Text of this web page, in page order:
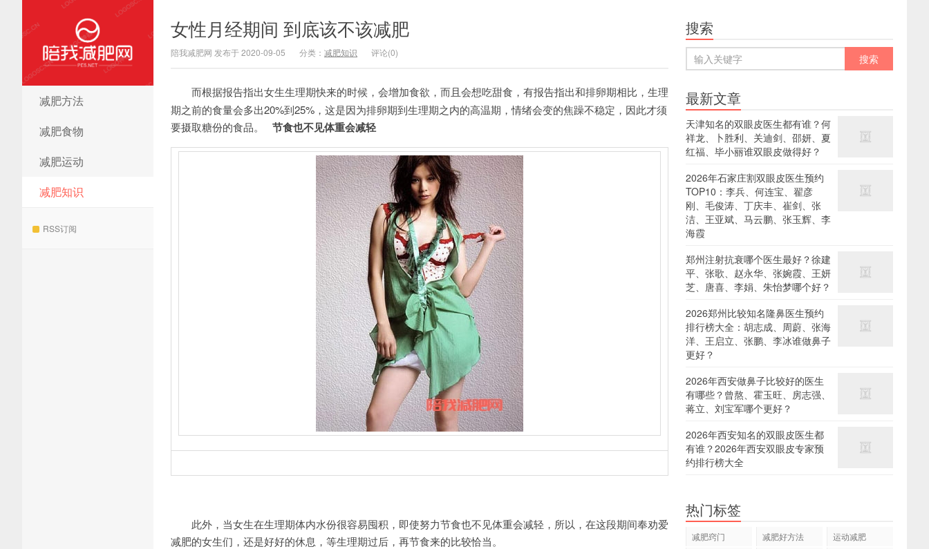
陪我减肥网
减肥方法
减肥食物
减肥运动
减肥知识
RSS订阅
女性月经期间 到底该不该减肥
陪我减肥网 发布于 2020-09-05 分类： 减肥知识 评论(0)
而根据报告指出女生生理期快来的时候，会增加食欲，而且会想吃甜食，有报告指出和排卵期相比，生理
期之前的食量会多出20%到25%，这是因为排卵期到生理期之内的高温期，情绪会变的焦躁不稳定，因此才须
要摄取糖份的食品。
节食也不见体重会减轻
此外，当女生在生理期体内水份很容易囤积，即使努力节食也不见体重会减轻，所以，在这段期间奉劝爱
减肥的女生们，还是好好的休息，等生理期过后，再节食来的比较恰当。
搜索
最新文章
天津知名的双眼皮医生都有谁？何
祥龙、卜胜利、关迪剑、邵妍、夏
红福、毕小丽谁双眼皮做得好？
2026年石家庄割双眼皮医生预约
TOP10：李兵、何连宝、翟彦
刚、毛俊涛、丁庆丰、崔剑、张
洁、王亚斌、马云鹏、张玉辉、李
海霞
郑州注射抗衰哪个医生最好？徐建
平、张歌、赵永华、张婉霞、王妍
芝、唐喜、李娟、朱怡梦哪个好？
2026郑州比较知名隆鼻医生预约
排行榜大全：胡志成、周蔚、张海
洋、王启立、张鹏、李冰谁做鼻子
更好？
2026年西安做鼻子比较好的医生
有哪些？曾熬、霍玉旺、房志强、
蒋立、刘宝军哪个更好？
2026年西安知名的双眼皮医生都
有谁？2026年西安双眼皮专家预
约排行榜大全
热门标签
减肥窍门 减肥好方法
运动减肥